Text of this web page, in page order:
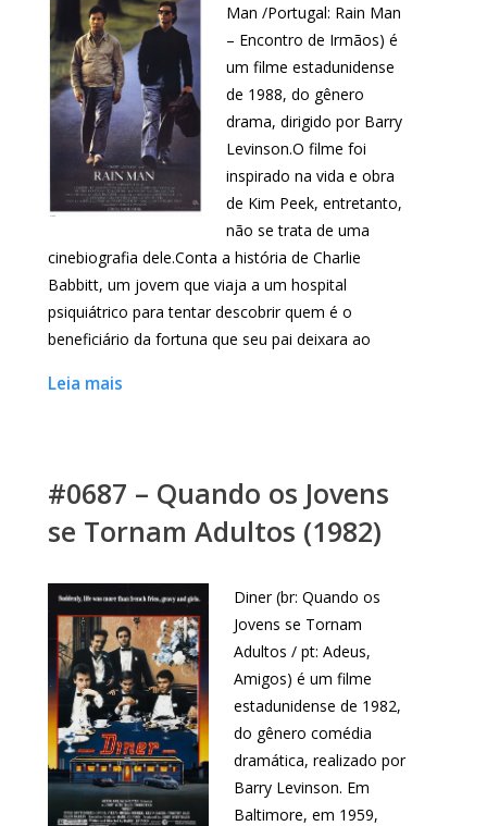
Man /Portugal: Rain Man
– Encontro de Irmãos) é
um filme estadunidense
de 1988, do gênero
drama, dirigido por Barry
Levinson.O filme foi
inspirado na vida e obra
de Kim Peek, entretanto,
não se trata de uma
cinebiografia dele.Conta a história de Charlie
Babbitt, um jovem que viaja a um hospital
psiquiátrico para tentar descobrir quem é o
beneficiário da fortuna que seu pai deixara ao
Leia mais
#0687 – Quando os Jovens
se Tornam Adultos (1982)
Diner (br: Quando os
Jovens se Tornam
Adultos / pt: Adeus,
Amigos) é um filme
estadunidense de 1982,
do gênero comédia
dramática, realizado por
Barry Levinson. Em
Baltimore, em 1959,